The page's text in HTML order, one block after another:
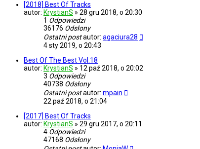
[2018] Best Of Tracks
autor: KrystianS » 28 gru 2018, o 20:30
1 Odpowiedzi
36176 Odsłony
Ostatni postautor: agaciura28
4 sty 2019, o 20:43
Best Of The Best Vol.18
autor: KrystianS » 12 paź 2018, o 20:02
3 Odpowiedzi
40738 Odsłony
Ostatni postautor: mpain
22 paź 2018, o 21:04
[2017] Best Of Tracks
autor: KrystianS » 29 gru 2017, o 20:11
4 Odpowiedzi
47168 Odsłony